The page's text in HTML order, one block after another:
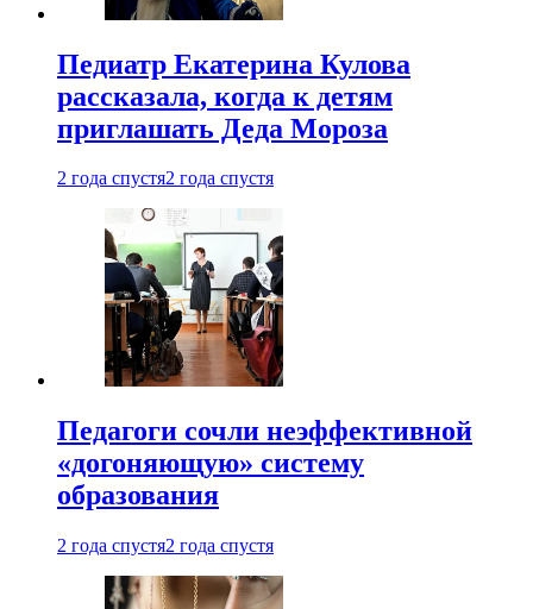
Педиатр Екатерина Кулова
рассказала, когда к детям
приглашать Деда Мороза
2 года спустя2 года спустя
Педагоги сочли неэффективной
«догоняющую» систему
образования
2 года спустя2 года спустя